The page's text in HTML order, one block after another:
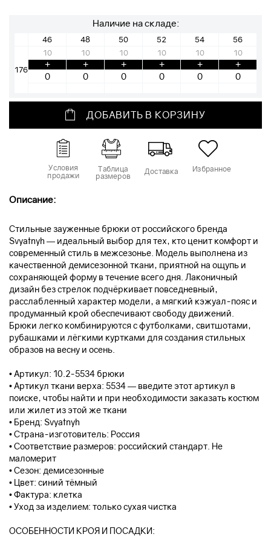
Наличие на складе:
46 48 50 52 54 56
176
10
+
10
+
10
+
10
+
10
+
10
+
ДОБАВИТЬ В КОРЗИНУ
Условия
продажи
Таблица
размеров
Доставка Избранное
Описание:
Стильные зауженные брюки от российского бренда
Svyatnyh — идеальный выбор для тех, кто ценит комфорт и
современный стиль в межсезонье. Модель выполнена из
качественной демисезонной ткани, приятной на ощупь и
сохраняющей форму в течение всего дня. Лаконичный
дизайн без стрелок подчёркивает повседневный,
расслабленный характер модели, а мягкий кэжуал-пояс и
продуманный крой обеспечивают свободу движений.
Брюки легко комбинируются с футболками, свитшотами,
рубашками и лёгкими куртками для создания стильных
образов на весну и осень.
• Артикул: 10.2-5534 брюки
• Артикул ткани верха: 5534 — введите этот артикул в
поиске, чтобы найти и при необходимости заказать костюм
или жилет из этой же ткани
• Бренд: Svyatnyh
• Страна-изготовитель: Россия
• Соответствие размеров: российский стандарт. Не
маломерит
• Сезон: демисезонные
• Цвет: синий тёмный
• Фактура: клетка
• Уход за изделием: только сухая чистка
ОСОБЕННОСТИ КРОЯ И ПОСАДКИ: